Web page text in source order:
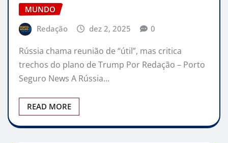
MUNDO
Redação
dez 2, 2025 0
Rússia chama reunião de “útil”, mas critica
trechos do plano de Trump Por Redação – Porto
Seguro News A Rússia…
READ MORE